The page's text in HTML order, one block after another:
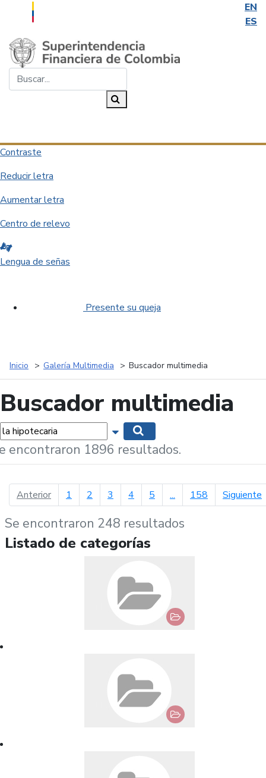
EN
ES
Saltar al contenido principal
Contraste
Reducir letra
Aumentar letra
Centro de relevo
Lengua de señas
Presente su queja
Inicio Galería Multimedia Buscador multimedia
Buscador multimedia
Mostrar opciones de búsqueda
encontraron 1896 resultados.
Anteriorpágina anterior
1 2 3 4 5 ... 158 Siguiente
Se encontraron 248 resultados
Listado de categorías